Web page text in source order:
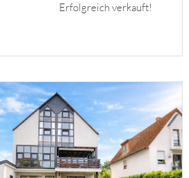
Erfolgreich verkauft!